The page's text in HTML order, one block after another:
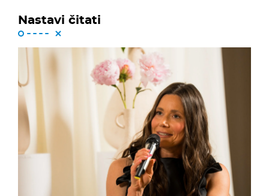
Nastavi čitati